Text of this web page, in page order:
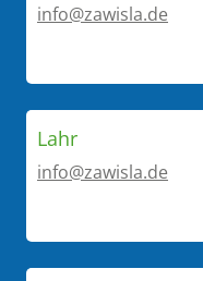
info@zawisla.de
Lahr
info@zawisla.de